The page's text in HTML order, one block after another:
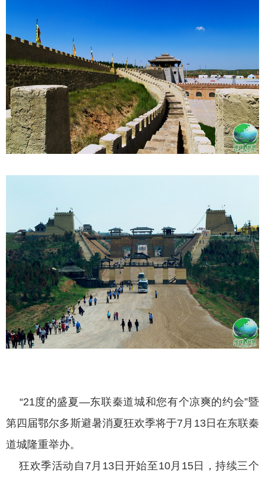
“21度的盛夏—东联秦道城和您有个凉爽的约会”暨
第四届鄂尔多斯避暑消夏狂欢季将于7月13日在东联秦
道城隆重举办。
狂欢季活动自7月13日开始至10月15日，持续三个